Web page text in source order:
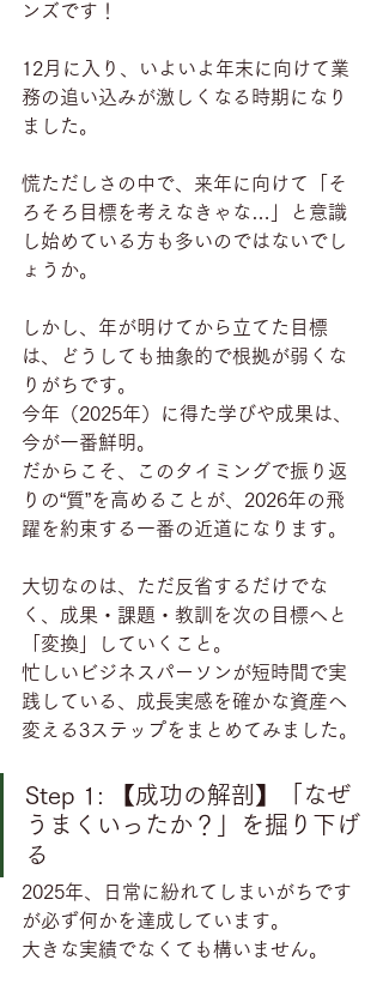
ンズです！
12月に入り、いよいよ年末に向けて業
務の追い込みが激しくなる時期になり
ました。
慌ただしさの中で、来年に向けて「そ
ろそろ目標を考えなきゃな…」と意識
し始めている方も多いのではないでし
ょうか。
しかし、年が明けてから立てた目標
は、どうしても抽象的で根拠が弱くな
りがちです。
今年（2025年）に得た学びや成果は、
今が一番鮮明。
だからこそ、このタイミングで振り返
りの“質”を高めることが、2026年の飛
躍を約束する一番の近道になります。
大切なのは、ただ反省するだけでな
く、成果・課題・教訓を次の目標へと
「変換」していくこと。
忙しいビジネスパーソンが短時間で実
践している、成長実感を確かな資産へ
変える3ステップをまとめてみました。
Step 1: 【成功の解剖】「なぜ
うまくいったか？」を掘り下げ
る
2025年、日常に紛れてしまいがちです
が必ず何かを達成しています。
大きな実績でなくても構いません。